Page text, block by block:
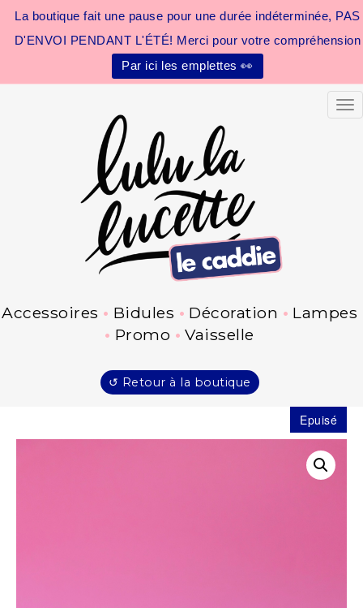
La boutique fait une pause pour une durée indéterminée, PAS
D'ENVOI PENDANT L'ÉTÉ! Merci pour votre compréhension
Par ici les emplettes 👀
Accessoires Bidules Décoration
Lampes
Promo
Vaisselle
↺ Retour à la boutique
Epuisé